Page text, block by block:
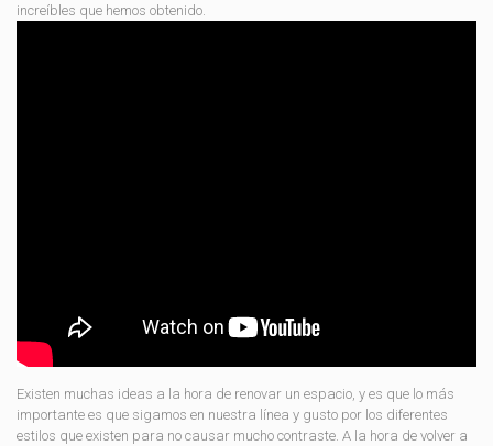
increíbles que hemos obtenido.
Existen muchas ideas a la hora de renovar un espacio, y es que lo más
importante es que sigamos en nuestra línea y gusto por los diferentes
estilos que existen para no causar mucho contraste. A la hora de volver a